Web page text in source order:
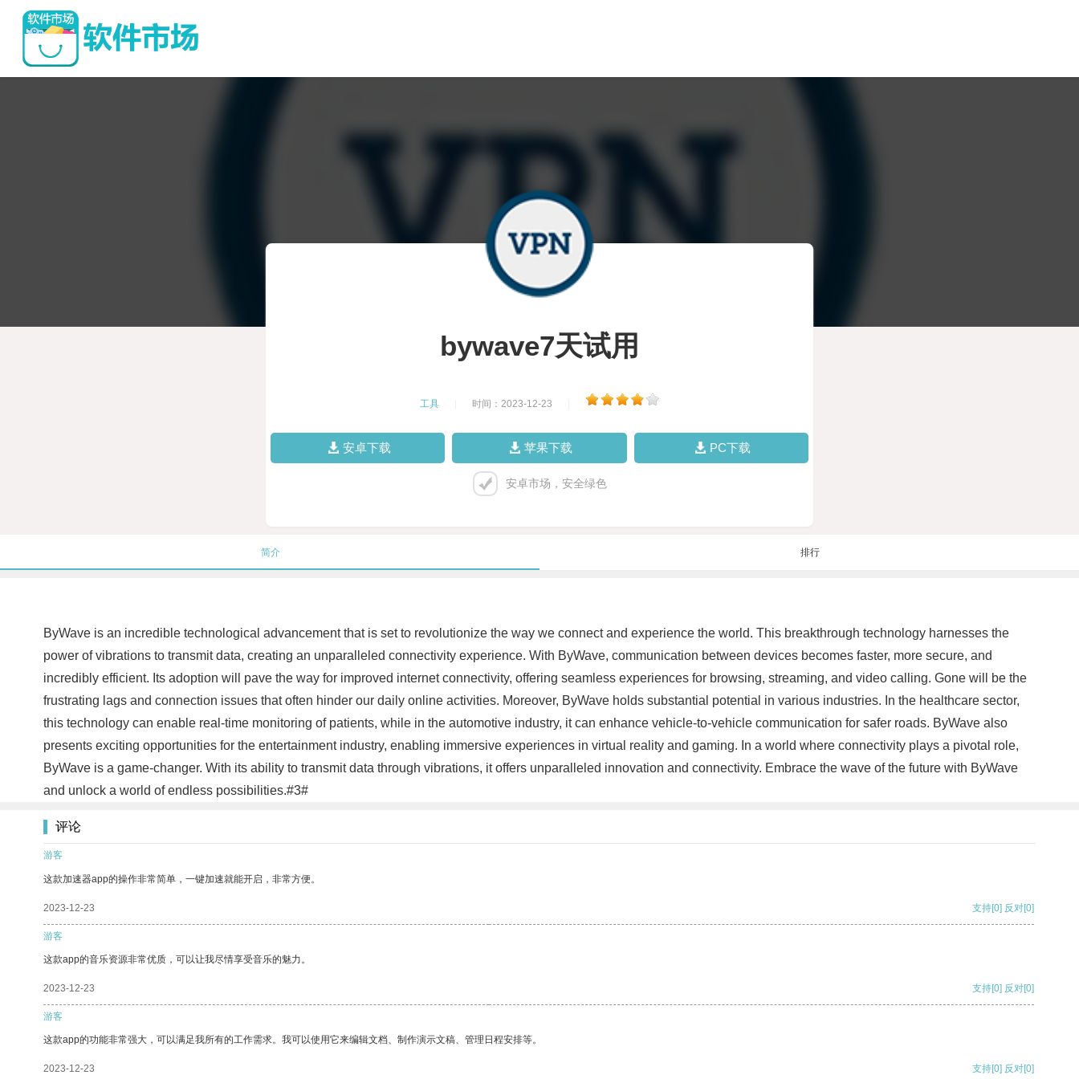
bywave7天试用
工具 时间：2023-12-23
安卓下载 苹果下载 PC下载
安卓市场，安全绿色
简介 排行
ByWave is an incredible technological advancement that is set to revolutionize the way we connect and experience the world. This breakthrough technology harnesses the
power of vibrations to transmit data, creating an unparalleled connectivity experience. With ByWave, communication between devices becomes faster, more secure, and
incredibly efficient. Its adoption will pave the way for improved internet connectivity, offering seamless experiences for browsing, streaming, and video calling. Gone will be the
frustrating lags and connection issues that often hinder our daily online activities. Moreover, ByWave holds substantial potential in various industries. In the healthcare sector,
this technology can enable real-time monitoring of patients, while in the automotive industry, it can enhance vehicle-to-vehicle communication for safer roads. ByWave also
presents exciting opportunities for the entertainment industry, enabling immersive experiences in virtual reality and gaming. In a world where connectivity plays a pivotal role,
ByWave is a game-changer. With its ability to transmit data through vibrations, it offers unparalleled innovation and connectivity. Embrace the wave of the future with ByWave
and unlock a world of endless possibilities.#3#
评论
游客
这款加速器app的操作非常简单，一键加速就能开启，非常方便。
2023-12-23 支持[0] 反对[0]
游客
这款app的音乐资源非常优质，可以让我尽情享受音乐的魅力。
2023-12-23 支持[0] 反对[0]
游客
这款app的功能非常强大，可以满足我所有的工作需求。我可以使用它来编辑文档、制作演示文稿、管理日程安排等。
2023-12-23 支持[0] 反对[0]